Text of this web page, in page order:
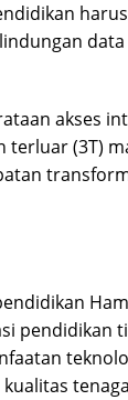
akses
terluar (3T)
pendidikan